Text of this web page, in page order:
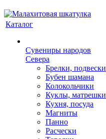
Каталог
Сувениры народов
Севера
Брелки, подвески
Бубен шамана
Колокольчики
Куклы, матрешки
Кухня, посуда
Магниты
Панно
Расчески